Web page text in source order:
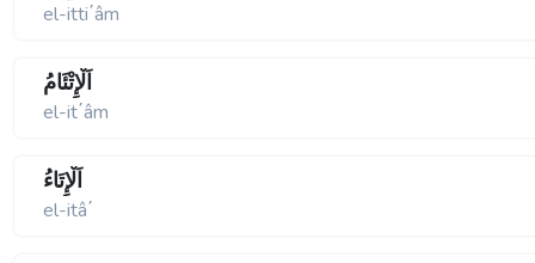
el-itti΄âm
اَلْإِتْئَامُ
el-it΄âm
اَلْإِتَاءُ
el-itâ΄